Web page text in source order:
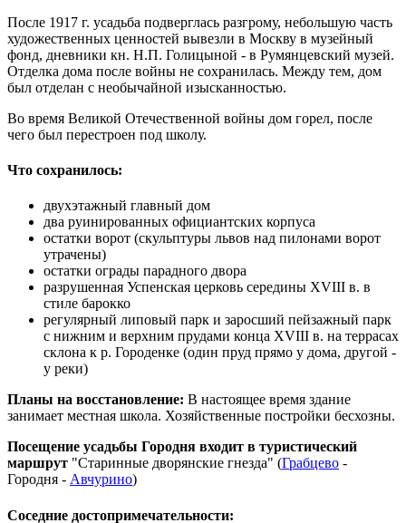
После 1917 г. усадьба подверглась разгрому, небольшую часть
художественных ценностей вывезли в Москву в музейный
фонд, дневники кн. Н.П. Голицыной - в Румянцевский музей.
Отделка дома после войны не сохранилась. Между тем, дом
был отделан с необычайной изысканностью.
Во время Великой Отечественной войны дом горел, после
чего был перестроен под школу.
Что сохранилось:
двухэтажный главный дом
два руинированных официантских корпуса
остатки ворот (скульптуры львов над пилонами ворот
утрачены)
остатки ограды парадного двора
разрушенная Успенская церковь середины XVIII в. в
стиле барокко
регулярный липовый парк и заросший пейзажный парк
с нижним и верхним прудами конца XVIII в. на террасах
склона к р. Городенке (один пруд прямо у дома, другой -
у реки)
Планы на восстановление: В настоящее время здание
занимает местная школа. Хозяйственные постройки бесхозны.
Посещение усадьбы Городня входит в туристический
маршрут "Старинные дворянские гнезда" (Грабцево -
Городня - Авчурино)
Соседние достопримечательности: